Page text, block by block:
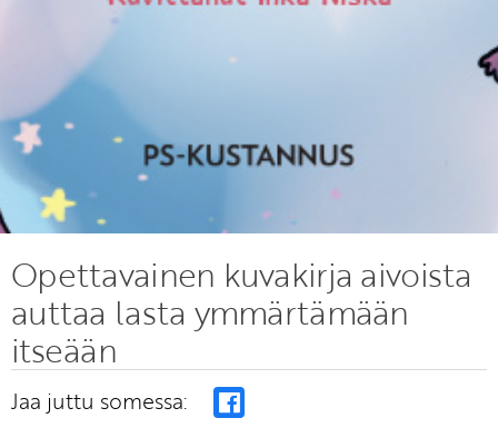
Opettavainen kuvakirja aivoista
auttaa lasta ymmärtämään
itseään
Jaa juttu somessa: